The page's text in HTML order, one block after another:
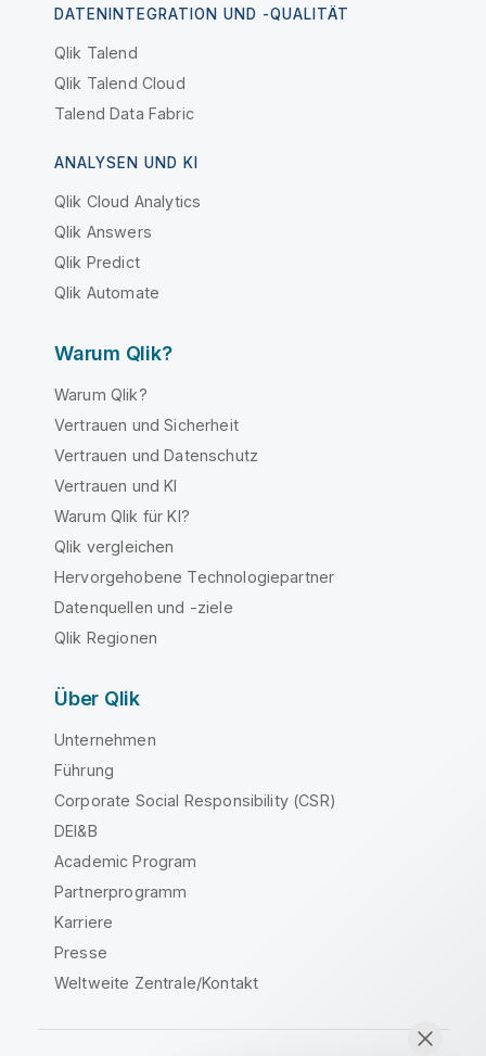
DATENINTEGRATION UND -QUALITÄT
Qlik Talend
Qlik Talend Cloud
Talend Data Fabric
ANALYSEN UND KI
Qlik Cloud Analytics
Qlik Answers
Qlik Predict
Qlik Automate
Warum Qlik?
Warum Qlik?
Vertrauen und Sicherheit
Vertrauen und Datenschutz
Vertrauen und KI
Warum Qlik für KI?
Qlik vergleichen
Hervorgehobene Technologiepartner
Datenquellen und -ziele
Qlik Regionen
Über Qlik
Unternehmen
Führung
Corporate Social Responsibility (CSR)
DEI&B
Academic Program
Partnerprogramm
Karriere
Presse
Weltweite Zentrale/Kontakt